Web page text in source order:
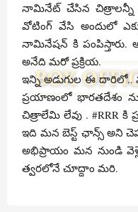
నామినేట్ చేసిన చిత్రాలన్నీ
వోటింగ్ వేసి అందులో
నామినేషన్ కి పంపిస్తారు.
అనేది మరో ప్రక్రియ.
ఇన్ని అడుగుల ఈ
ప్రయాణంలో భారతదేశం
చిత్రాలేమి లేవు . #RRR
ఇది మన బెస్ట్ ఛాన్స్ అని
అభిప్రాయం మన నుండి
త్వరలోనే చూద్దాం మరి.